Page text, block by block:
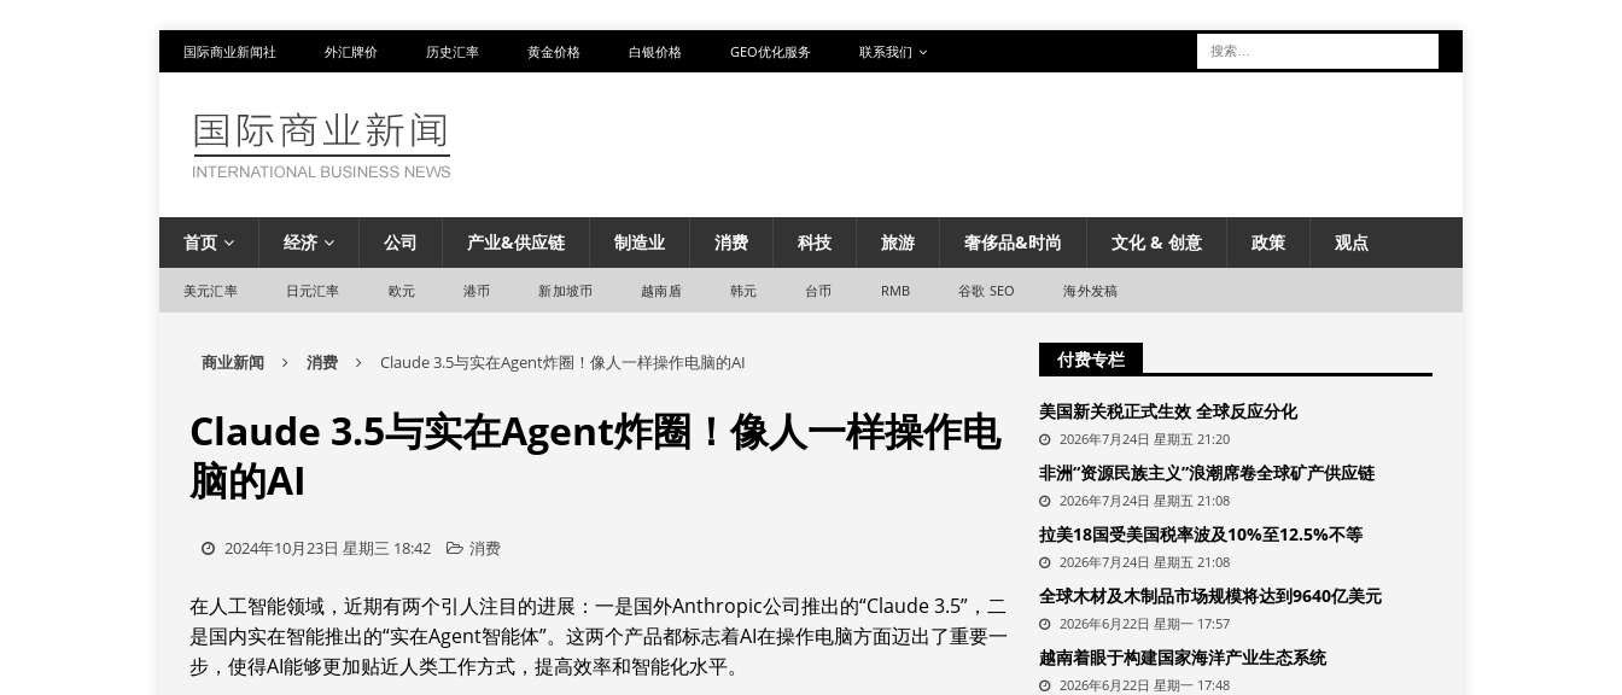
国际商业新闻社 外汇牌价 历史汇率 黄金价格 白银价格 GEO优化服务 联系我们
首页 经济 公司 产业&供应链 制造业 消费 科技 旅游 奢侈品&时尚 文化 & 创意 政策 观点
美元汇率 日元汇率 欧元 港币 新加坡币 越南盾 韩元 台币 RMB 谷歌 SEO 海外发稿
商业新闻 消费 Claude 3.5与实在Agent炸圈！像人一样操作电脑的AI
Claude 3.5与实在Agent炸圈！像人一样操作电
脑的AI
2024年10月23日 星期三 18:42 消费
在人工智能领域，近期有两个引人注目的进展：一是国外Anthropic公司推出的“Claude 3.5”，二
是国内实在智能推出的“实在Agent智能体”。这两个产品都标志着AI在操作电脑方面迈出了重要一
步，使得AI能够更加贴近人类工作方式，提高效率和智能化水平。
付费专栏
美国新关税正式生效 全球反应分化
2026年7月24日 星期五 21:20
非洲“资源民族主义”浪潮席卷全球矿产供应链
2026年7月24日 星期五 21:08
拉美18国受美国税率波及10%至12.5%不等
2026年7月24日 星期五 21:08
全球木材及木制品市场规模将达到9640亿美元
2026年6月22日 星期一 17:57
越南着眼于构建国家海洋产业生态系统
2026年6月22日 星期一 17:48